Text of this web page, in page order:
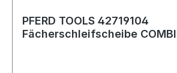
PFERD TOOLS 42719104
Fächerschleifscheibe